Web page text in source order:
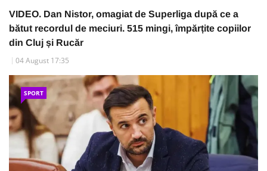
VIDEO. Dan Nistor, omagiat de Superliga după ce a
bătut recordul de meciuri. 515 mingi, împărțite copiilor
din Cluj și Rucăr
04 August 17:35
SPORT